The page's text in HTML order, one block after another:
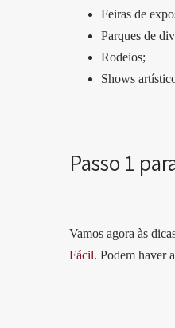
Feiras de
Parques de
Rodeios;
Shows
Passo 1
Vamos agora às
Fácil. Podem haver